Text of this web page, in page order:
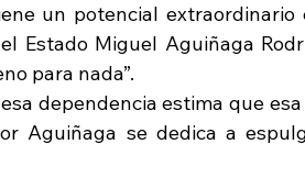
un potencial
Estado Miguel Aguiñaga
para nada”.
dependencia estima que
Aguiñaga se dedica a